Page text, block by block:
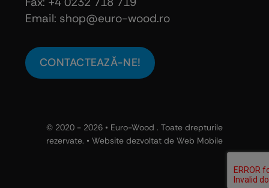
Email: shop@euro-wood.ro
CONTACTEAZĂ-NE!
© 2020 - 2026 • Euro-Wood . Toate drepturile
rezervate. • Website dezvoltat de Web Mobile